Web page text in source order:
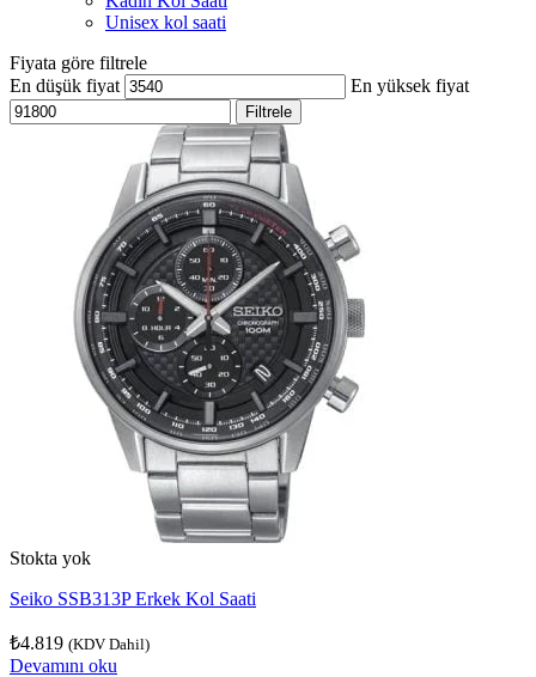
Unisex kol saati
Fiyata göre filtrele
En düşük fiyat
En yüksek fiyat
Filtrele
Stokta yok
Seiko SSB313P Erkek Kol Saati
₺4.819 (KDV Dahil)
Devamını oku